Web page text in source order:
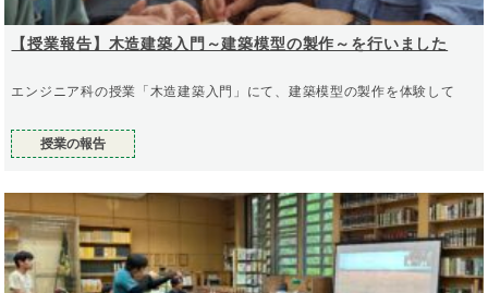
【授業報告】木造建築入門～建築模型の製作～を行いました
エンジニア科の授業「木造建築入門」にて、建築模型の製作を体験して
授業の報告